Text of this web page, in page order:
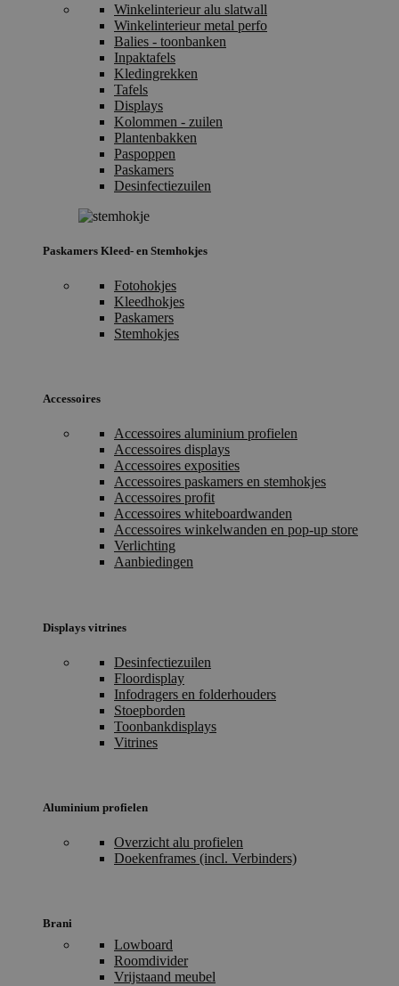
Winkelinterieur alu slatwall
Winkelinterieur metal perfo
Balies - toonbanken
Inpaktafels
Kledingrekken
Tafels
Displays
Kolommen - zuilen
Plantenbakken
Paspoppen
Paskamers
Desinfectiezuilen
Paskamers Kleed- en Stemhokjes
Fotohokjes
Kleedhokjes
Paskamers
Stemhokjes
Accessoires
Accessoires aluminium profielen
Accessoires displays
Accessoires exposities
Accessoires paskamers en stemhokjes
Accessoires profit
Accessoires whiteboardwanden
Accessoires winkelwanden en pop-up store
Verlichting
Aanbiedingen
Displays vitrines
Desinfectiezuilen
Floordisplay
Infodragers en folderhouders
Stoepborden
Toonbankdisplays
Vitrines
Aluminium profielen
Overzicht alu profielen
Doekenframes (incl. Verbinders)
Brani
Lowboard
Roomdivider
Vrijstaand meubel